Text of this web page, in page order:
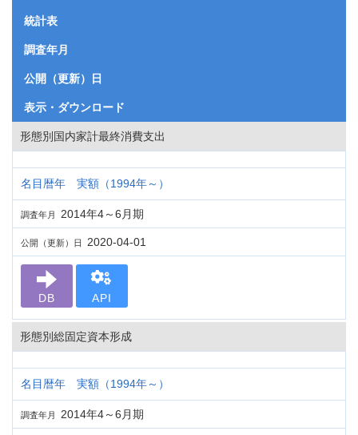
統計表
調査年月
公開（更新）日
表示・ダウンロード
形態別国内家計最終消費支出
名目暦年 実額（1994年～）
調査年月 2014年4～6月期
公開（更新）日 2020-04-01
DB API
形態別総固定資本形成
名目暦年 実額（1994年～）
調査年月 2014年4～6月期